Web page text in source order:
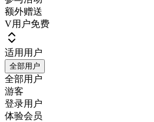
额外赠送
V用户免费
适用用户
全部用户
全部用户
游客
登录用户
体验会员